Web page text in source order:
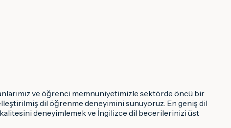
ve öğrenci memnuniyetimizle sektörde öncü bir
dil öğrenme deneyimini sunuyoruz. En geniş dil
deneyimlemek ve İngilizce dil becerilerinizi üst